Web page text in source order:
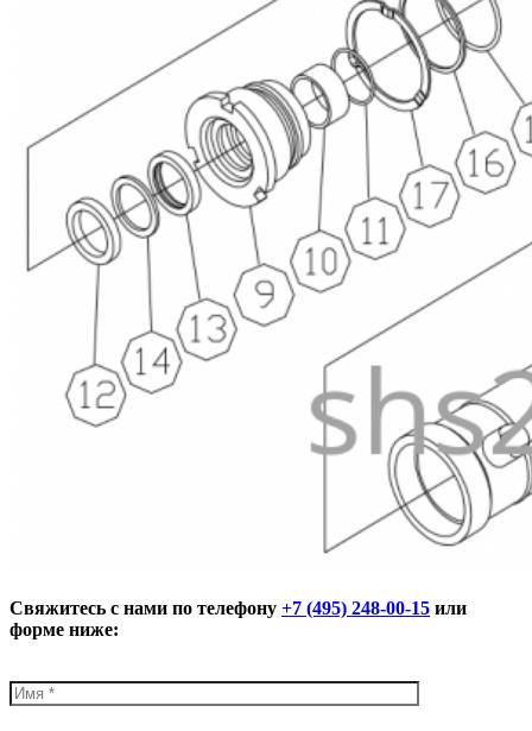
Свяжитесь с нами по телефону +7 (495) 248-00-15 или
форме ниже: